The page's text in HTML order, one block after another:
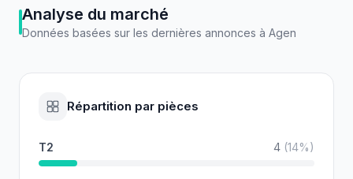
Analyse du marché
Données basées sur les dernières annonces à Agen
Répartition par pièces
T2 4 (14%)